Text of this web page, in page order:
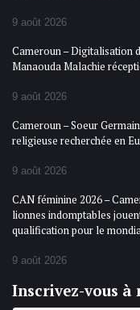
9 août 2026
Cameroun – Digitalisation
Manaouda Malachie
9 août 2026
Cameroun – Soeur
religieuse recherchée en
9 août 2026
CAN féminine 2026 –
lionnes indomptables
qualification pour le
9 août 2026
Inscrivez-vous